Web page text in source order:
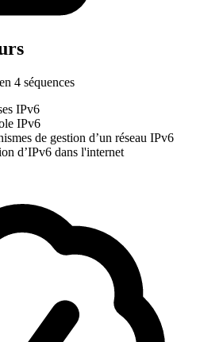
4 séquences
IPv6
IPv6
de gestion d’un réseau IPv6
d’IPv6 dans l'internet